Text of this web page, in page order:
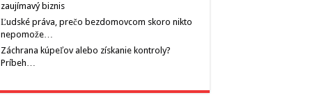
zaujímavý biznis
Ľudské práva, prečo bezdomovcom skoro nikto
nepomože…
Záchrana kúpeľov alebo získanie kontroly?
Príbeh…